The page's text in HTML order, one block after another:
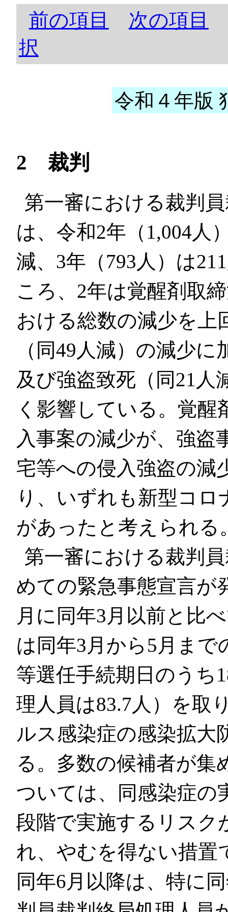
前の項目
次の項目
択
令和４年版
2 裁判
第一審における裁判
は、令和2年（1,004人
減、3年（793人）は
ころ、2年は覚醒剤取
おける総数の減少を上
（同49人減）の減少
及び強盗致死（同21人
く影響している。覚
入事案の減少が、強盗
宅等への侵入強盗の減
り、いずれも新型コ
があったと考えられる
第一審における裁判
めての緊急事態宣言が
月に同年3月以前と比
は同年3月から5月ま
等選任手続期日のうち
理人員は83.7人）を取
ルス感染症の感染拡大
る。多数の候補者が集
ついては、同感染症の
段階で実施するリスク
れ、やむを得ない措置
同年6月以降は、特に